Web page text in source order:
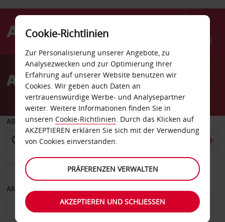
Menü
AvisAutovermietung Burleson
ABHOLEN VON
Eine andere Rückgabestation auswählen
ANFANGSDATUM
Cookie-Richtlinien
Zur Personalisierung unserer Angebote, zu
Analysezwecken und zur Optimierung Ihrer
Erfahrung auf unserer Website benutzen wir
Cookies. Wir geben auch Daten an
vertrauenswürdige Werbe- und Analysepartner
weiter. Weitere Informationen finden Sie in
unseren Cookie-Richtlinien. Durch das Klicken auf
AKZEPTIEREN erklären Sie sich mit der Verwendung
von Cookies einverstanden.
PRÄFERENZEN VERWALTEN
AKZEPTIEREN UND SCHLIESSEN